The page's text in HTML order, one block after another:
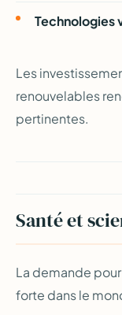
Technologies
Les
renouvelables
pertinentes.
Santé et
La demande
forte dans le